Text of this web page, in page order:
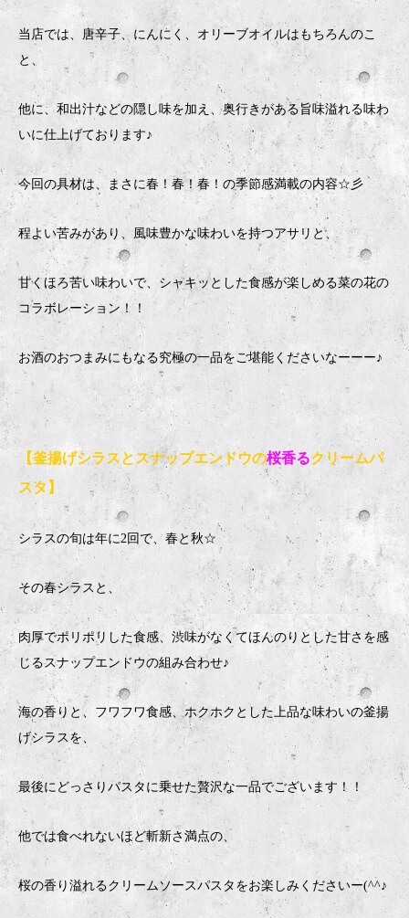
当店では、唐辛子、にんにく、オリーブオイルはもちろんのこ
と、
他に、和出汁などの隠し味を加え、奥行きがある旨味溢れる味わ
いに仕上げております♪
今回の具材は、まさに春！春！春！の季節感満載の内容☆彡
程よい苦みがあり、風味豊かな味わいを持つアサリと、
甘くほろ苦い味わいで、シャキッとした食感が楽しめる菜の花の
コラボレーション！！
お酒のおつまみにもなる究極の一品をご堪能くださいなーーー♪
【釜揚げシラスとスナップエンドウの桜香るクリームパ
スタ】
シラスの旬は年に2回で、春と秋☆
その春シラスと、
肉厚でポリポリした食感、渋味がなくてほんのりとした甘さを感
じるスナップエンドウの組み合わせ♪
海の香りと、フワフワ食感、ホクホクとした上品な味わいの釜揚
げシラスを、
最後にどっさりパスタに乗せた贅沢な一品でございます！！
他では食べれないほど斬新さ満点の、
桜の香り溢れるクリームソースパスタをお楽しみくださいー(^^♪